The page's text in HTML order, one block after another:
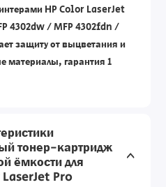
HP Color LaserJet
4302dw / MFP 4302fdn /
защиту от выцветания и
материалы, гарантия 1
тонер-картридж
ёмкости для
Pro